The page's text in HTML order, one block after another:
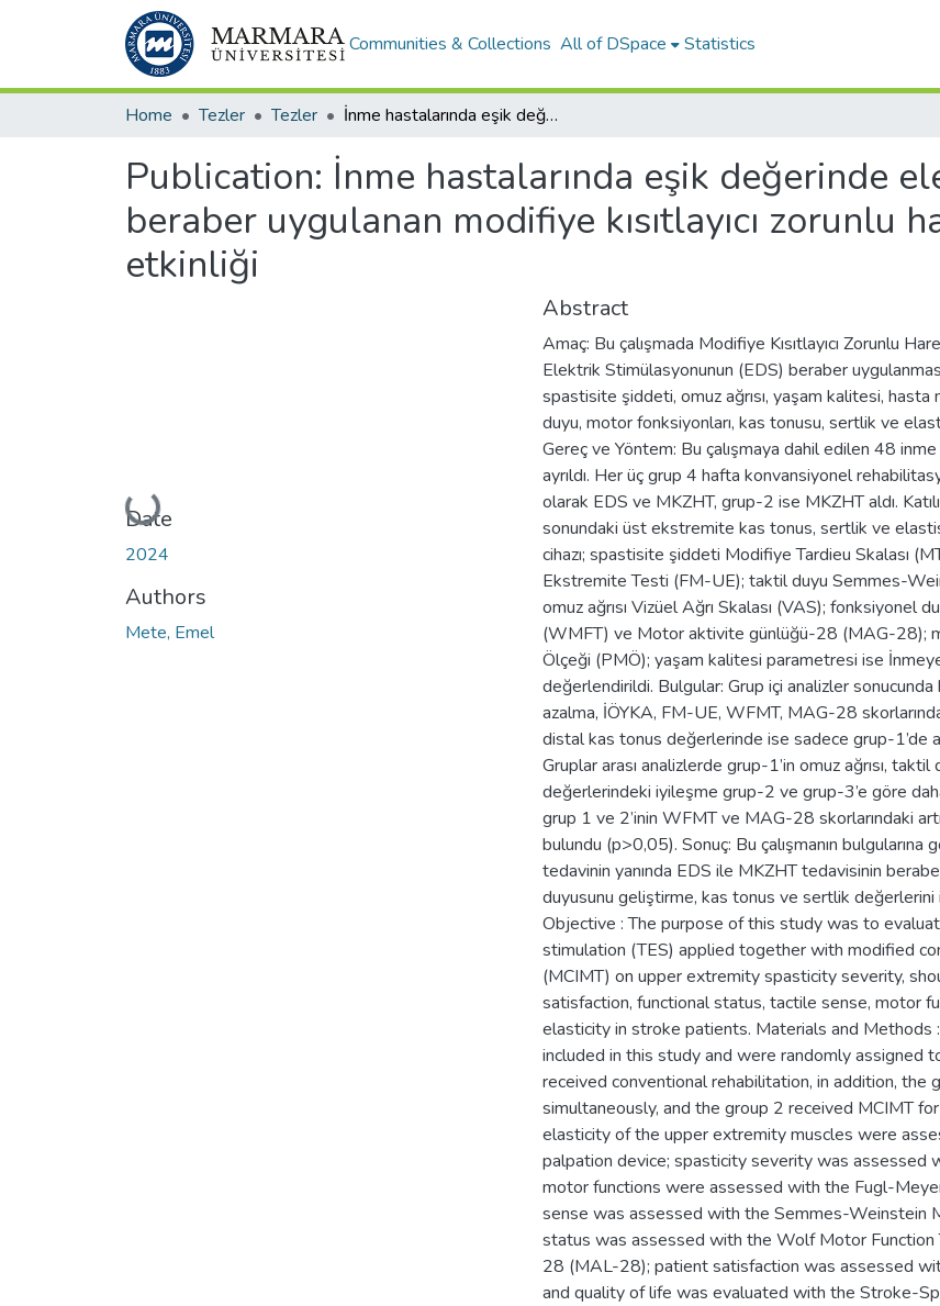
Communities & Collections All of DSpace Statistics
Home Tezler Tezler İnme hastalarında eşik değerinde elektrik stimulasyonu ile beraber uygulanan modifiye kısıtlayıcı zorunlu hareket tedavisinin etkinliği
Publication: İnme hastalarında eşik değerinde
beraber uygulanan modifiye kısıtlayıcı zorunlu
etkinliği
Loading...
Date
2024
Authors
Mete, Emel
Abstract
Amaç: Bu çalışmada Modifiye Kısıtlayıcı Zorunlu
Elektrik Stimülasyonunun (EDS) beraber
spastisite şiddeti, omuz ağrısı, yaşam kalitesi,
duyu, motor fonksiyonları, kas tonusu, sertlik ve
Gereç ve Yöntem: Bu çalışmaya dahil edilen 48
ayrıldı. Her üç grup 4 hafta konvansiyonel
olarak EDS ve MKZHT, grup-2 ise MKZHT aldı.
sonundaki üst ekstremite kas tonus, sertlik ve
cihazı; spastisite şiddeti Modifiye Tardieu Skalası
Ekstremite Testi (FM-UE); taktil duyu Semmes-
omuz ağrısı Vizüel Ağrı Skalası (VAS); fonksiyonel
(WMFT) ve Motor aktivite günlüğü-28 (MAG-28);
Ölçeği (PMÖ); yaşam kalitesi parametresi ise
değerlendirildi. Bulgular: Grup içi analizler
azalma, İÖYKA, FM-UE, WFMT, MAG-28
distal kas tonus değerlerinde ise sadece grup-1’de
Gruplar arası analizlerde grup-1’in omuz ağrısı,
değerlerindeki iyileşme grup-2 ve grup-3’e göre
grup 1 ve 2’inin WFMT ve MAG-28 skorlarındaki
bulundu (p>0,05). Sonuç: Bu çalışmanın
tedavinin yanında EDS ile MKZHT tedavisinin
duyusunu geliştirme, kas tonus ve sertlik
Objective : The purpose of this study was to
stimulation (TES) applied together with modified
(MCIMT) on upper extremity spasticity severity,
satisfaction, functional status, tactile sense, motor
elasticity in stroke patients. Materials and
included in this study and were randomly assigned
received conventional rehabilitation, in addition, the
simultaneously, and the group 2 received MCIMT
elasticity of the upper extremity muscles were
palpation device; spasticity severity was assessed
motor functions were assessed with the Fugl-
sense was assessed with the Semmes-Weinstein
status was assessed with the Wolf Motor
28 (MAL-28); patient satisfaction was assessed
and quality of life was evaluated with the Stroke-